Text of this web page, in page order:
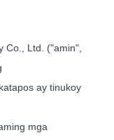
Co., Ltd. ("amin",
ay tinukoy
mga